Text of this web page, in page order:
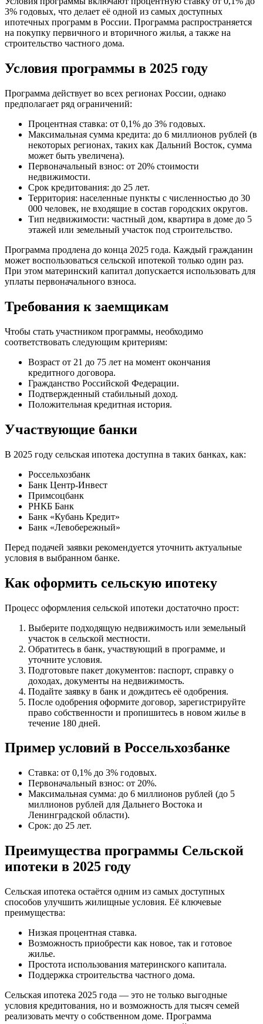
3% годовых, что делает её одной из самых доступных
ипотечных программ в России. Программа распространяется
на покупку первичного и вторичного жилья, а также на
строительство частного дома.
Условия программы в 2025 году
Программа действует во всех регионах России, однако
предполагает ряд ограничений:
Процентная ставка: от 0,1% до 3% годовых.
Максимальная сумма кредита: до 6 миллионов рублей (в
некоторых регионах, таких как Дальний Восток, сумма
может быть увеличена).
Первоначальный взнос: от 20% стоимости
недвижимости.
Срок кредитования: до 25 лет.
Территория: населенные пункты с численностью до 30
000 человек, не входящие в состав городских округов.
Тип недвижимости: частный дом, квартира в доме до 5
этажей или земельный участок под строительство.
Программа продлена до конца 2025 года. Каждый гражданин
может воспользоваться сельской ипотекой только один раз.
При этом материнский капитал допускается использовать для
уплаты первоначального взноса.
Требования к заемщикам
Чтобы стать участником программы, необходимо
соответствовать следующим критериям:
Возраст от 21 до 75 лет на момент окончания
кредитного договора.
Гражданство Российской Федерации.
Подтвержденный стабильный доход.
Положительная кредитная история.
Участвующие банки
В 2025 году сельская ипотека доступна в таких банках, как:
Россельхозбанк
Банк Центр-Инвест
Примсоцбанк
РНКБ Банк
Банк «Кубань Кредит»
Банк «Левобережный»
Перед подачей заявки рекомендуется уточнить актуальные
условия в выбранном банке.
Как оформить сельскую ипотеку
Процесс оформления сельской ипотеки достаточно прост:
Выберите подходящую недвижимость или земельный
участок в сельской местности.
Обратитесь в банк, участвующий в программе, и
уточните условия.
Подготовьте пакет документов: паспорт, справку о
доходах, документы на недвижимость.
Подайте заявку в банк и дождитесь её одобрения.
После одобрения оформите договор, зарегистрируйте
право собственности и пропишитесь в новом жилье в
течение 180 дней.
Пример условий в Россельхозбанке
Ставка: от 0,1% до 3% годовых.
Первоначальный взнос: от 20%.
Максимальная сумма: до 6 миллионов рублей (до 5
миллионов рублей для Дальнего Востока и
Ленинградской области).
Срок: до 25 лет.
Преимущества программы Сельской
ипотеки в 2025 году
Сельская ипотека остаётся одним из самых доступных
способов улучшить жилищные условия. Её ключевые
преимущества:
Низкая процентная ставка.
Возможность приобрести как новое, так и готовое
жилье.
Простота использования материнского капитала.
Поддержка строительства частного дома.
Сельская ипотека 2025 года — это не только выгодные
условия кредитования, но и возможность для тысяч семей
реализовать мечту о собственном доме. Программа